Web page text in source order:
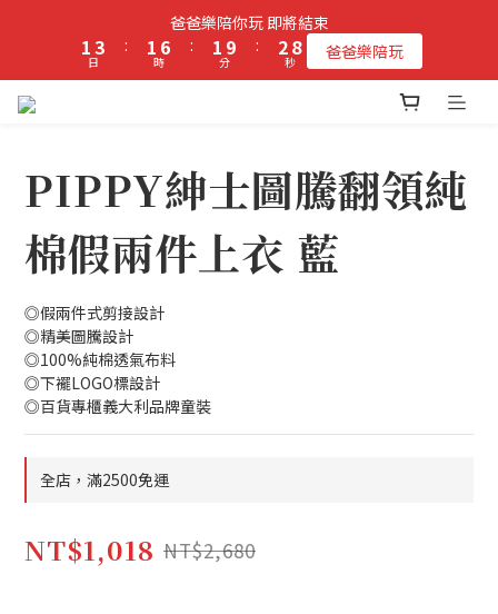
立即加入PIPPY會員即贈$100元購物金!
爸爸樂陪你玩 即將結束
1
0
3
2
日
:
1
0
6
5
1
0
時
:
2
1
0
9
8
4
3
2
1
0
分
:
3
2
1
9
8
7
3
2
1
0
秒 爸爸樂陪玩
PIPPY紳士圖騰翻領純
棉假兩件上衣 藍
◎假兩件式剪接設計
◎精美圖騰設計
◎100%純棉透氣布料
◎下襬LOGO標設計
◎百貨專櫃義大利品牌童裝
全店，滿2500免運
NT$1,018 NT$2,680